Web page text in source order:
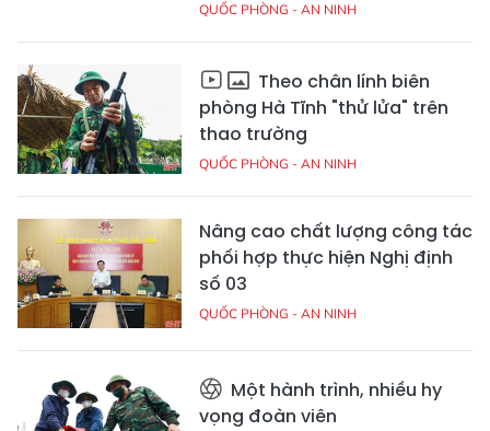
QUỐC PHÒNG - AN NINH
Theo chân lính biên
phòng Hà Tĩnh "thử lửa" trên
thao trường
QUỐC PHÒNG - AN NINH
Nâng cao chất lượng công tác
phối hợp thực hiện Nghị định
số 03
QUỐC PHÒNG - AN NINH
Một hành trình, nhiều hy
vọng đoàn viên